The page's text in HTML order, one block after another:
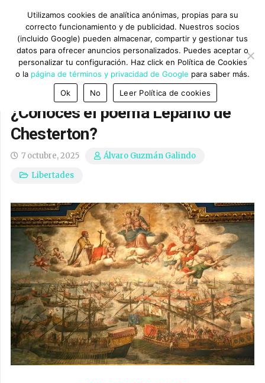
¿Conoces el poema Lepanto de
Chesterton?
7 octubre, 2025
Álvaro Guzmán Galindo
Libertades
Utilizamos cookies de analítica anónimas, propias para su
correcto funcionamiento y de publicidad. Nuestros socios
(incluido Google) pueden almacenar, compartir y gestionar tus
datos para ofrecer anuncios personalizados. Puedes aceptar o
personalizar tu configuración. Haz click en Política de Cookies
o la página de términos y privacidad de Google para saber más.
Ok
No Leer Política de cookies